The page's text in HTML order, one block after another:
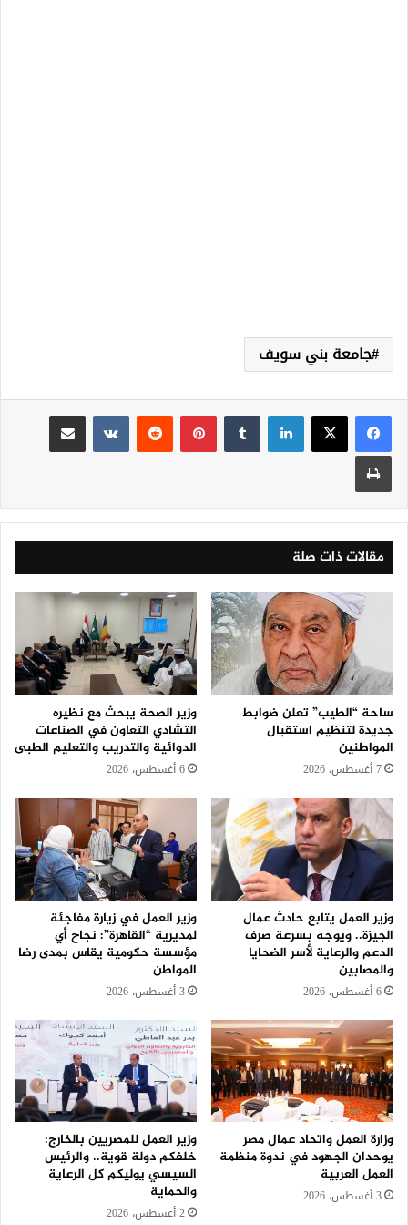
جامعة بني سويف
لينكدإن بينتيريست
مقالات ذات صلة
ساحة “الطيب” تعلن ضوابط
جديدة لتنظيم استقبال
المواطنين
7 أغسطس، 2026
وزير الصحة يبحث مع نظيره
التشادي التعاون في الصناعات
الدوائية والتدريب والتعليم الطبى
6 أغسطس، 2026
وزير العمل يتابع حادث عمال
الجيزة.. ويوجه بسرعة صرف
الدعم والرعاية لأسر الضحايا
والمصابين
6 أغسطس، 2026
وزير العمل في زيارة مفاجئة
لمديرية “القاهرة”: نجاح أي
مؤسسة حكومية يقاس بمدى رضا
المواطن
3 أغسطس، 2026
وزارة العمل واتحاد عمال مصر
يوحدان الجهود في ندوة منظمة
العمل العربية
3 أغسطس، 2026
وزير العمل للمصريين بالخارج:
خلفكم دولة قوية.. والرئيس
السيسي يوليكم كل الرعاية
والحماية
2 أغسطس، 2026